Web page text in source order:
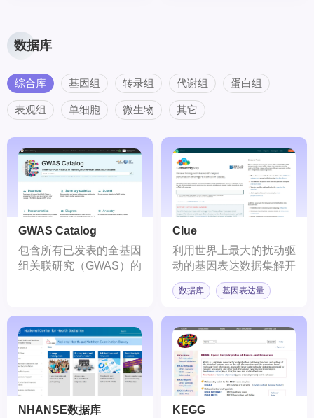
性。
数据库
综合库 基因组 转录组 代谢组 蛋白组
表观组 单细胞 微生物 其它
GWAS Catalog
包含所有已发表的全基因
组关联研究（GWAS）的
Clue
利用世界上最大的扰动驱
动的基因表达数据集解开
生物学的神秘面纱。
数据库 基因表达量
NHANSE数据库 KEGG